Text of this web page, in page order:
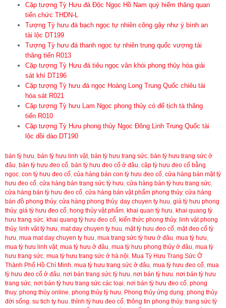
Cặp tượng Tỳ Hưu đá Độc Ngọc Hồ Nam quý hiếm thăng quan
tiến chức THDN-L
Tượng Tỳ hưu đá bạch ngọc tự nhiên cõng gậy như ý bình an
tài lộc DT199
Tượng Tỳ hưu đá thanh ngọc tự nhiên trung quốc vượng tài
thăng tiến R013
Cặp tượng Tỳ Hưu đá tiêu ngọc vân khói phong thủy hóa giải
sát khí DT196
Cặp tượng Tỳ hưu đá ngọc Hoàng Long Trung Quốc chiêu tài
hóa sát R021
Cặp tượng Tỳ hưu Lam Ngọc phong thủy có đế tịch tà thăng
tiến R010
Cặp tượng Tỳ Hưu phong thủy Ngọc Đông Linh Trung Quốc tài
lộc dồi dào DT190
bán tỳ hưu bán tỳ hưu linh vật, bán tỳ hưu trang sức bán tỳ hưu trang sức ở
đâu bán tỳ hưu đeo cổ bán tỳ hưu đeo cổ ở đâu cặp tỳ hưu đeo cổ bằng
ngọc con tỳ hưu đeo cổ của hàng bán con tỳ hưu đeo cổ cửa hàng bán mặt tỳ
hưu đeo cổ cửa hàng bán trang sức tỳ hưu cửa hàng bán tỳ hưu trang sức
cửa hàng bán tỳ hưu đeo cổ cửa hàng bán vật phẩm phong thủy, cửa hàng
bán đồ phong thủy, cửa hàng phong thủy, day chuyen ty huu giá tỳ hưu phong
thủy, giá tỳ hưu đeo cổ hong thủy vật phẩm khai quan tỳ hưu khai quang tỳ
hưu trang sức khai quang tỳ hưu đeo cổ kiến thức phong thủy, linh vật phong
thủy, linh vật tỳ hưu mat day chuyen ty huu mặt tỳ hưu đeo cổ mặt đeo cổ tỳ
hưu mua mat day chuyen ty huu mua trang sức tỳ hưu ở đâu mua tỳ hưu
mua tỳ hưu linh vật, mua tỳ hưu ở đâu mua tỳ hưu phong thủy ở đâu mua tỳ
hưu trang sức mua tỳ hưu trang sức ở hà nội Mua Tỳ Hưu Trang Sức Ở
Thành Phố Hồ Chí Minh mua tỳ hưu trang sức ở đâu mua tỳ hưu đeo cổ mua
tỳ hưu đeo cổ ở đâu nơi bán trang sức tỳ hưu nơi bán tỳ hưu nơi bán tỳ hưu
trang sức nơi bán tỳ hưu trang sức các loại nơi bán tỳ hưu đeo cổ phong
thuy, phong thủy online phong thủy tỳ hưu Phong thủy ứng dụng phong thủy
đời sống su tich ty huu thỉnh tỳ hưu đeo cổ thông tin phong thủy, trang sức tỳ